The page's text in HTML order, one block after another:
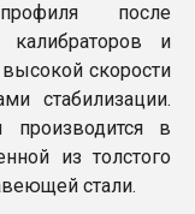
после
калибраторов и
скорости
стабилизации.
производится в
из толстого
стали.